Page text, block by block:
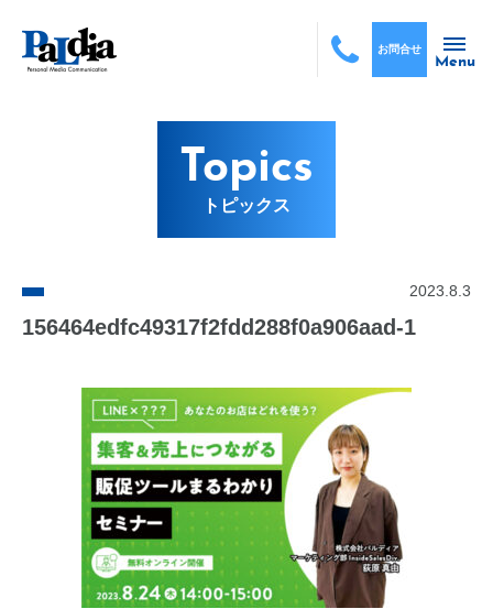
Menu
お問合せ
Topics
トピックス
2023.8.3
156464edfc49317f2fdd288f0a906aad-1